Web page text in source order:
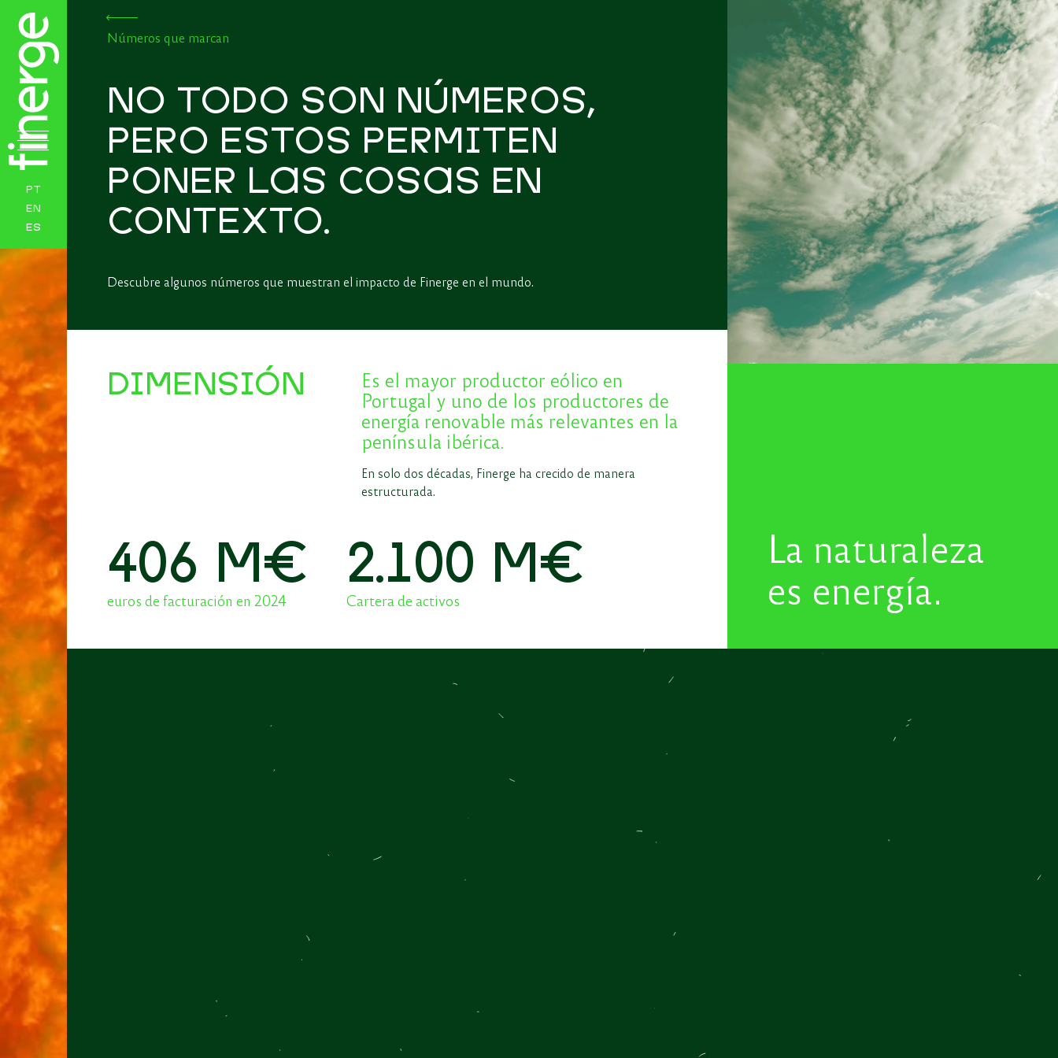
PT
EN
ES
Números que marcan
NO TODO SON NÚMEROS,
PERO ESTOS PERMITEN
PONER LAS COSAS EN
CONTEXTO.
Descubre algunos números que muestran el impacto de Finerge en el mundo.
DIMENSIÓN
Es el mayor productor eólico en
Portugal y uno de los productores de
energía renovable más relevantes en la
península ibérica.
En solo dos décadas, Finerge ha crecido de manera
estructurada.
406 M€
euros de facturación en 2024
2.100 M€
Cartera de activos
La naturaleza
es energía.